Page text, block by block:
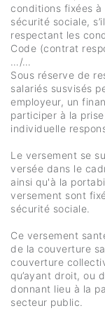
conditions fixées à
sécurité sociale,
respectant les
Code (contrat
…/…
Sous réserve de
salariés susvisés
employeur, un
participer à la
individuelle
Le versement se
versée dans le
ainsi qu'à la
versement sont
sécurité sociale.
Ce versement
de la couverture
couverture
qu’ayant droit, ou
donnant lieu à la
secteur public.